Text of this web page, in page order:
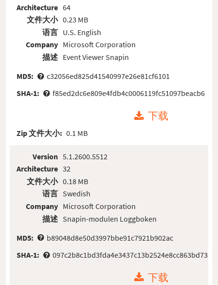
Architecture
文件大小
语言
Company
描述
64
0.23 MB
U.S. English
Microsoft Corporation
Event Viewer Snapin
MD5:
c32056ed825d41540997e26e81cf6101
SHA-1:
f85ed2dc6e809e4fdb4c0006119fc51097beacb6
下载
Zip 文件大小: 0.1 MB
Version
Architecture
文件大小
语言
Company
描述
5.1.2600.5512
32
0.18 MB
Swedish
Microsoft Corporation
Snapin-modulen Loggboken
MD5:
b89048d8e50d3997bbe91c7921b902ac
SHA-1:
097c2b8c1bd3fda4e3437c13b2524e8cc863bd73
下载